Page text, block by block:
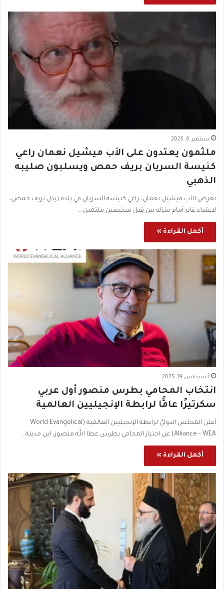
سبتمبر 6, 2025
ملثمون يعتدون على الأب ميشيل نعمان راعي
كنيسة السريان بريف حمص ويسلبون صليبه
الذهبي
تعرض الأب ميشيل نعمان، راعي كنيسة السريان في بلدة زيدل بريف حمص،
لاعتداء غادر أمام منزله من قِبل شخصين ملثمين.…
أكمل القراءة »
أغسطس 19, 2025
انتخاب المحامي بطرس منصور أول عربي
سكرتيرًا عامًّا لرابطة الإنجيليين العالمية
أعلن المجلس الدوليُّ لرابطة الإنجيليين العالمية (World Evangelical
Alliance – WEA) عن اختيار المحامي بطرس عطا الله منصور، ابن مدينة…
أكمل القراءة »